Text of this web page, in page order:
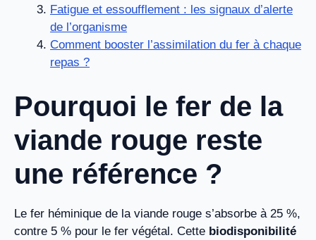
Fatigue et essoufflement : les signaux d’alerte
de l’organisme
Comment booster l’assimilation du fer à chaque
repas ?
Pourquoi le fer de la
viande rouge reste
une référence ?
Le fer héminique de la viande rouge s’absorbe à 25 %,
contre 5 % pour le fer végétal. Cette biodisponibilité